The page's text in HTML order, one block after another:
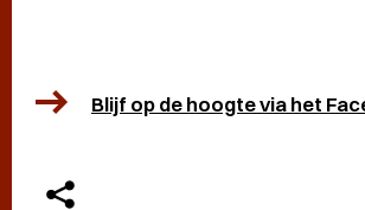
Blijf op de hoogte via het